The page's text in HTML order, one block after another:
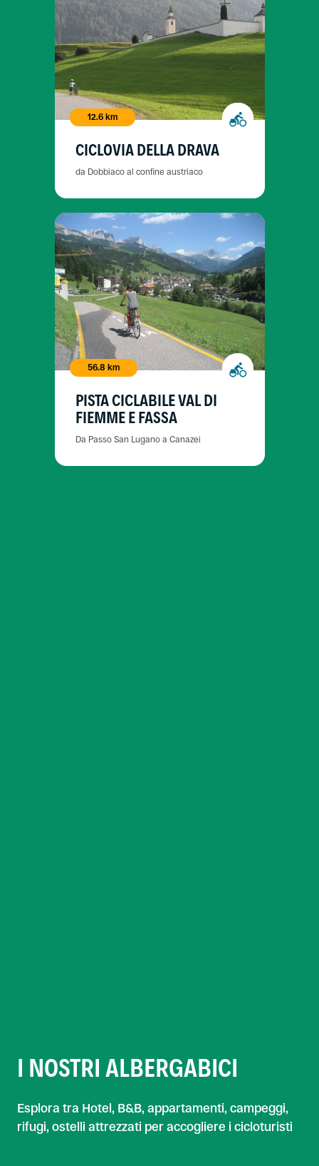
12.6 km
CICLOVIA DELLA DRAVA
da Dobbiaco al confine austriaco
56.8 km
PISTA CICLABILE VAL DI
FIEMME E FASSA
Da Passo San Lugano a Canazei
I NOSTRI ALBERGABICI
Esplora tra Hotel, B&B, appartamenti, campeggi,
rifugi, ostelli attrezzati per accogliere i cicloturisti